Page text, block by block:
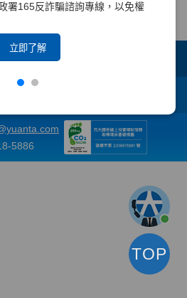
署165反詐騙諮詢專線，以免權
立即了解
5886
TOP